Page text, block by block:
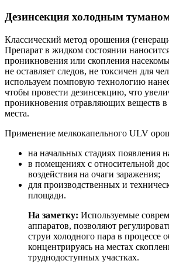
Дезинсекция холодным
Классический метод орошения
Препарат в жидком состоянии
проникновения или скопления
не оставляет следов, не токсичен для
используем помповую технологию
чтобы провести дезинсекцию, что
проникновения отравляющих веществ
места.
Применение мелкокапельного ULV
на начальных стадиях появления
в помещениях с относительной
воздействия на очаги заражения;
для производственных и
площади.
На заметку: Используемые
аппаратов, позволяют
струи холодного пара в процессе
концентрируясь на местах
труднодоступных участках.